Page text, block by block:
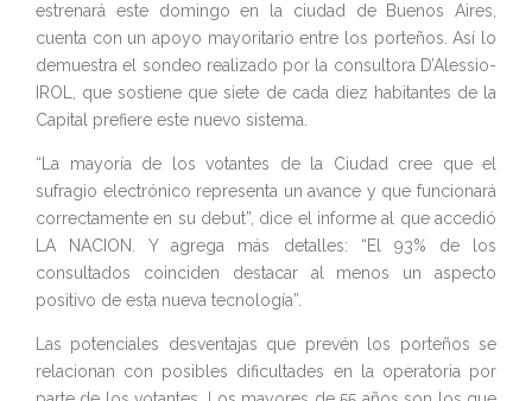
estrenará este domingo en la ciudad de Buenos Aires,
cuenta con un apoyo mayoritario entre los porteños. Así lo
demuestra el sondeo realizado por la consultora D’Alessio-
IROL, que sostiene que siete de cada diez habitantes de la
Capital prefiere este nuevo sistema.
“La mayoría de los votantes de la Ciudad cree que el
sufragio electrónico representa un avance y que funcionará
correctamente en su debut”, dice el informe al que accedió
LA NACION. Y agrega más detalles: “El 93% de los
consultados coinciden destacar al menos un aspecto
positivo de esta nueva tecnología”.
Las potenciales desventajas que prevén los porteños se
relacionan con posibles dificultades en la operatoria por